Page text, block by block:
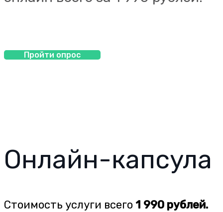
Пройти опрос
Онлайн-капсула
Стоимость услуги всего 1 990 рублей.